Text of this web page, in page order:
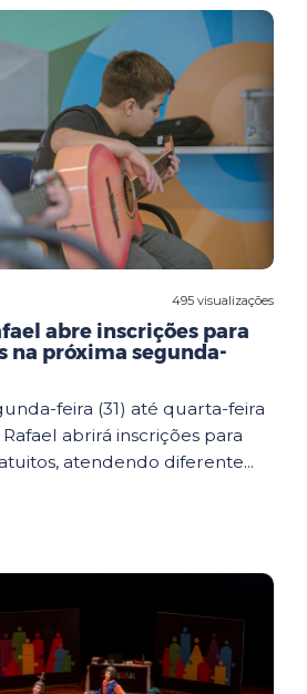
495 visualizações
abre inscrições para
na próxima segunda-
feira (31) até quarta-feira
Rafael abrirá inscrições para
atendendo diferente...